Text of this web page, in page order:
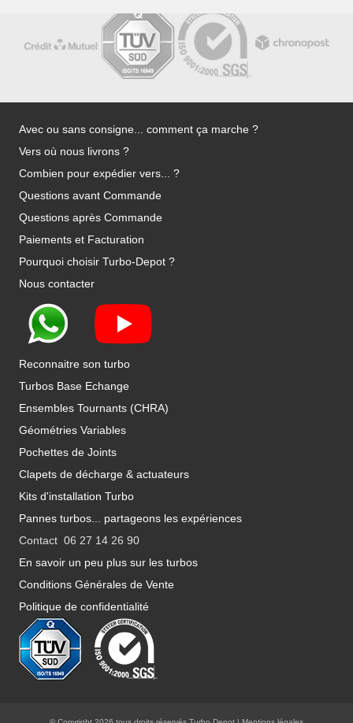
Avec ou sans consigne... comment ça marche ?
Vers où nous livrons ?
Combien pour expédier vers... ?
Questions avant Commande
Questions après Commande
Paiements et Facturation
Pourquoi choisir Turbo-Depot ?
Nous contacter
Reconnaitre son turbo
Turbos Base Echange
Ensembles Tournants (CHRA)
Géométries Variables
Pochettes de Joints
Clapets de décharge & actuateurs
Kits d'installation Turbo
Pannes turbos... partageons les expériences
Contact 06 27 14 26 90
En savoir un peu plus sur les turbos
Conditions Générales de Vente
Politique de confidentialité